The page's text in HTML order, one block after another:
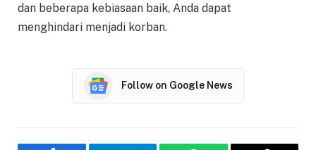
dan beberapa kebiasaan baik, Anda dapat
menghindari menjadi korban.
Follow on Google News